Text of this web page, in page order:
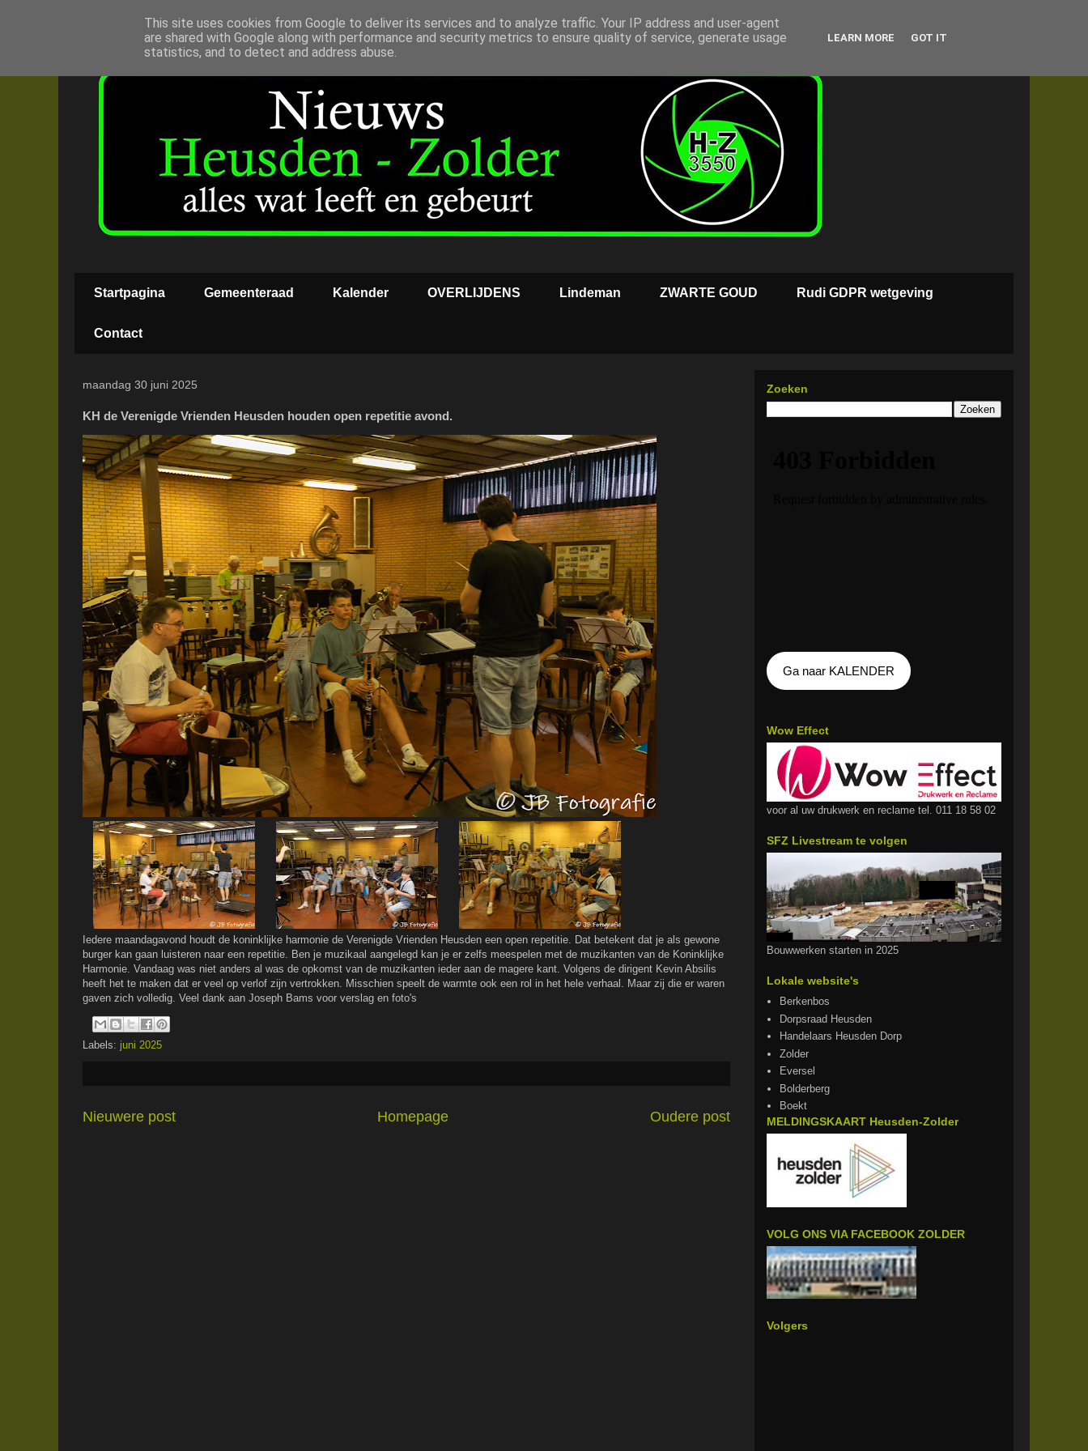
Startpagina Gemeenteraad Kalender OVERLIJDENS Lindeman ZWARTE GOUD Rudi GDPR wetgeving
Contact
maandag 30 juni 2025
KH de Verenigde Vrienden Heusden houden open repetitie avond.
Iedere maandagavond houdt de koninklijke harmonie de Verenigde Vrienden Heusden een open repetitie. Dat betekent dat je als gewone
burger kan gaan luisteren naar een repetitie. Ben je muzikaal aangelegd kan je er zelfs meespelen met de muzikanten van de Koninklijke
Harmonie. Vandaag was niet anders al was de opkomst van de muzikanten ieder aan de magere kant. Volgens de dirigent Kevin Absilis
heeft het te maken dat er veel op verlof zijn vertrokken. Misschien speelt de warmte ook een rol in het hele verhaal. Maar zij die er waren
gaven zich volledig. Veel dank aan Joseph Bams voor verslag en foto's
Labels: juni 2025
Nieuwere post Oudere post
Homepage
Zoeken
Ga naar KALENDER
Wow Effect
voor al uw drukwerk en reclame tel. 011 18 58 02
SFZ Livestream te volgen
Bouwwerken starten in 2025
Lokale website's
Berkenbos
Dorpsraad Heusden
Handelaars Heusden Dorp
Zolder
Eversel
Bolderberg
Boekt
MELDINGSKAART Heusden-Zolder
VOLG ONS VIA FACEBOOK ZOLDER
Volgers
This site uses cookies from Google to deliver its services and to analyze traffic. Your IP address and user-agent
are shared with Google along with performance and security metrics to ensure quality of service, generate usage
statistics, and to detect and address abuse.
LEARN MORE GOT IT